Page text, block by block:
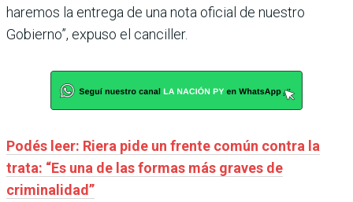
haremos la entrega de una nota oficial de nuestro
Gobierno”, expuso el canciller.
Podés leer: Riera pide un frente común contra la
trata: “Es una de las formas más graves de
criminalidad”